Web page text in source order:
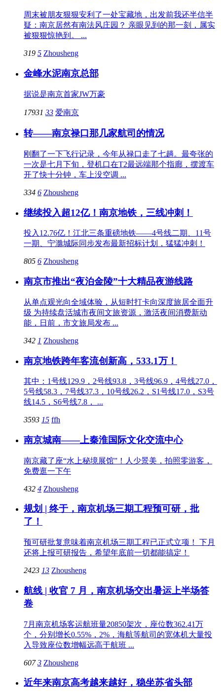
周末被朋友狠狠安利了一处宝藏地，出发前我还半信半
疑：南京居然有南法风庄园？ 亲眼见到的那一刻，属实
被狠狠惊艳到。 ...
319 5 Zhousheng
金峰水泥南京总部
据说是南京首家JW万豪
17931 33 爱南京
转——南京禄口那几家航司的情况
刚翻了一下飞行记录，今年从禄口走了七趟。最夸张的
一次是七月下旬，登机口在T2最远端那个指廊，摆渡车
开了快十分钟，车上没空调 ...
334 6 Zhousheng
继续投入超12亿！南京地铁，三线冲刺！
投入12.76亿！江北三条重磅地铁——4号线二期、11号
一期、宁滁城际同步发布最新招标计划，猛猛冲刺！
805 6 Zhousheng
南京市推出“夜泊金陵”十大精品夜游线路
从单点观光向全域体验，从短时打卡向深度旅居全面升
级 为持续盘活城市夜间文旅资源，激活夜间消费新动
能，日前，市文旅局发布 ...
342 1 Zhousheng
南京地铁跨年客流创新高，533.1万！
其中：1号线129.9，2号线93.8，3号线96.9，4号线27.0，
5号线58.3，7号线37.3，10号线26.2，S1号线17.0，S3号
线14.5，S6号线7.8， ...
3593 15 ffh
南京城南——上秦淮国际文化交流中心
南京藏了座“水上秘境展馆”！人少景美，拍照零游客，
免费逛一下午
432 4 Zhousheng
规划 | 终于，南京机场三期工程预可研，批
了！
预可研批复意味着南京机场三期工程已正式立项！ 下月
还将上报可研报告，希望年底前一切都能搞定！
2423 13 Zhousheng
航线 | 收官 7 月，南京机场交出暑运上半场答
卷
7月南京机场客运航班量20850架次，座位数362.41万
个，分别增长0.55%，2%，海航等航司的宽体机大量投
入导致座位数增幅远高于航班 ...
6073 Zhousheng
近年来南京高考越来越好，稳坐苏省头部